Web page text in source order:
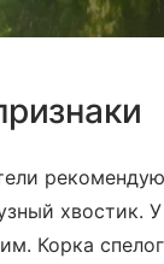
хвостик.
Корка